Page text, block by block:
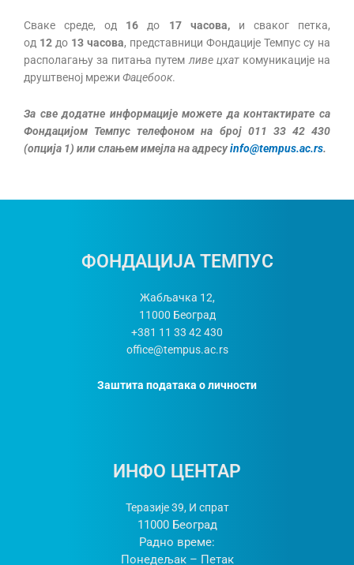
Сваке среде, од 16 до 17 часова, и сваког петка,
од 12 до 13 часова, представници Фондације Темпус су на
располагању за питања путем ливе цхаткомуникације на
друштвеној мрежи Фацебоок.
За све додатне информације можете да контактирате са
Фондацијом Темпус телефоном на број 011 33 42 430
(опција 1) или слањем имејла на адресуinfo@tempus.ac.rs.
ФОНДАЦИЈА ТЕМПУС
Жабљачка 12,
11000 Београд
+381 11 33 42 430
office@tempus.ac.rs
Заштита података о личности
ИНФО ЦЕНТАР
Теразије 39, И спрат
11000 Београд
Радно време:
Понедељак – Петак